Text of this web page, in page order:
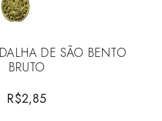
DE SÃO BENTO
BRUTO
R$2,85